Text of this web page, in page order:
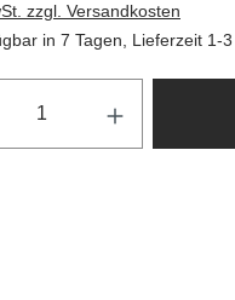
zzgl. Versandkosten
in 7 Tagen, Lieferzeit 1-